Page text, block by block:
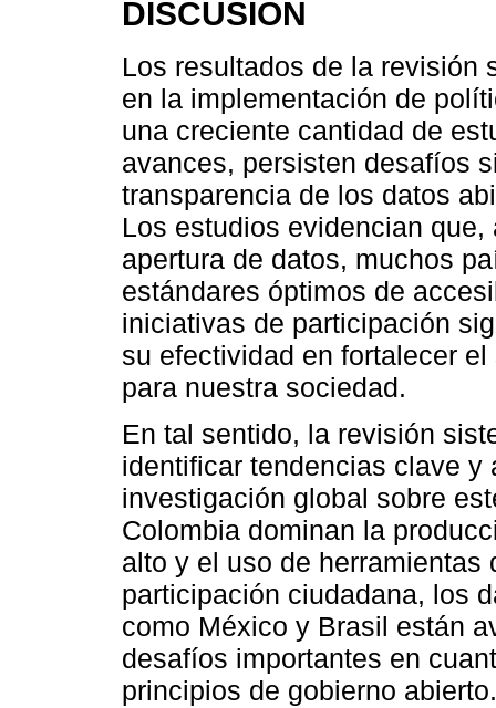
DISCUSIÓN
Los resultados de la revisión
en la implementación de
una creciente cantidad de
avances, persisten desafíos
transparencia de los datos
Los estudios evidencian
apertura de datos, muchos
estándares óptimos de
iniciativas de participación
su efectividad en fortalecer
para nuestra sociedad.
En tal sentido, la revisión
identificar tendencias clave y
investigación global sobre
Colombia dominan la
alto y el uso de
participación ciudadana, los
como México y Brasil están
desafíos importantes en
principios de gobierno abierto.